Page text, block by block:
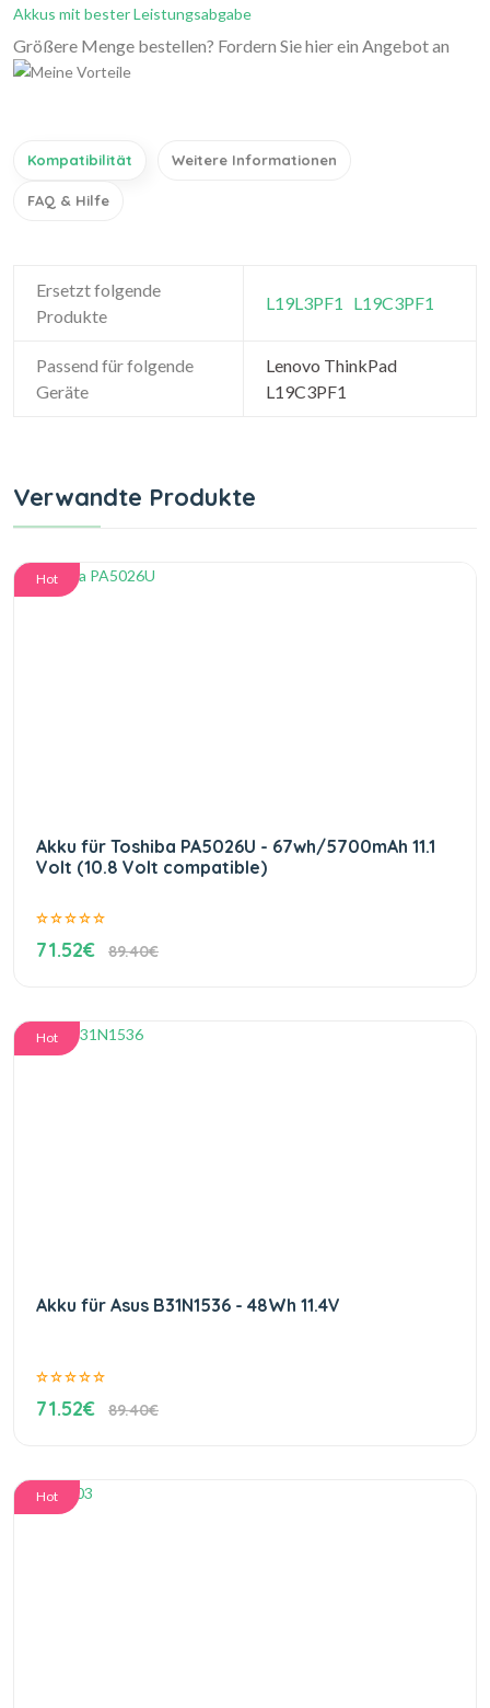
Akkus mit bester Leistungsabgabe
Größere Menge bestellen? Fordern Sie hier ein Angebot an
Kompatibilität Weitere Informationen
FAQ & Hilfe
Ersetzt folgende
Produkte
L19L3PF1 L19C3PF1
Passend für folgende
Geräte
Lenovo ThinkPad
L19C3PF1
Verwandte Produkte
Hot
Akku für Toshiba PA5026U - 67wh/5700mAh 11.1
Volt (10.8 Volt compatible)
71.52€ 89.40€
Hot
Akku für Asus B31N1536 - 48Wh 11.4V
71.52€ 89.40€
Hot